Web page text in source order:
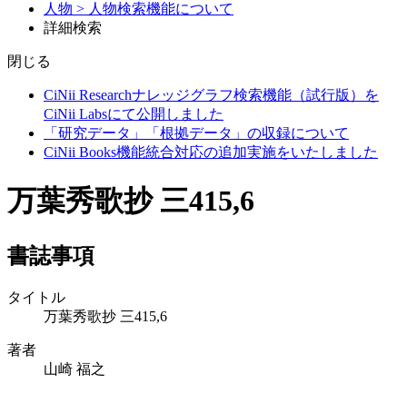
人物 > 人物検索機能について
詳細検索
閉じる
CiNii Researchナレッジグラフ検索機能（試行版）を
CiNii Labsにて公開しました
「研究データ」「根拠データ」の収録について
CiNii Books機能統合対応の追加実施をいたしました
万葉秀歌抄 三415,6
書誌事項
タイトル
万葉秀歌抄 三415,6
著者
山崎 福之